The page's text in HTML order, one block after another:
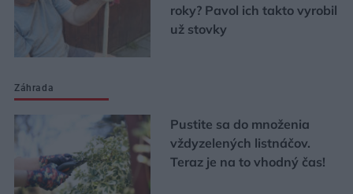
roky? Pavol ich takto vyrobil
už stovky
Záhrada
Pustite sa do množenia
vždyzelených listnáčov.
Teraz je na to vhodný čas!